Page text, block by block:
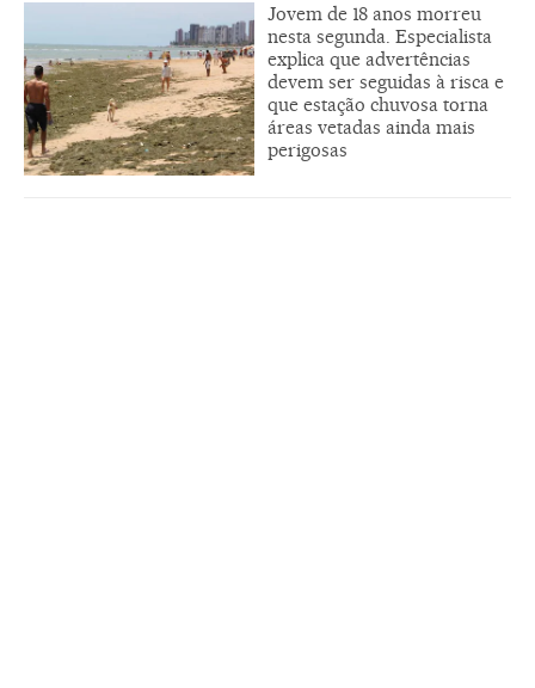
Jovem de 18 anos morreu
nesta segunda. Especialista
explica que advertências
devem ser seguidas à risca e
que estação chuvosa torna
áreas vetadas ainda mais
perigosas